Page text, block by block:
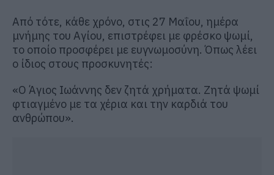
Από τότε, κάθε χρόνο, στις 27 Μαΐου, ημέρα
μνήμης του Αγίου, επιστρέφει με φρέσκο ψωμί,
το οποίο προσφέρει με ευγνωμοσύνη. Όπως λέει
ο ίδιος στους προσκυνητές:
«Ο Άγιος Ιωάννης δεν ζητά χρήματα. Ζητά ψωμί
φτιαγμένο με τα χέρια και την καρδιά του
ανθρώπου».